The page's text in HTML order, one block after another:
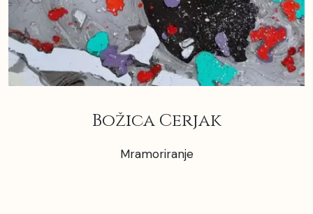
Božica Cerjak
Mramoriranje